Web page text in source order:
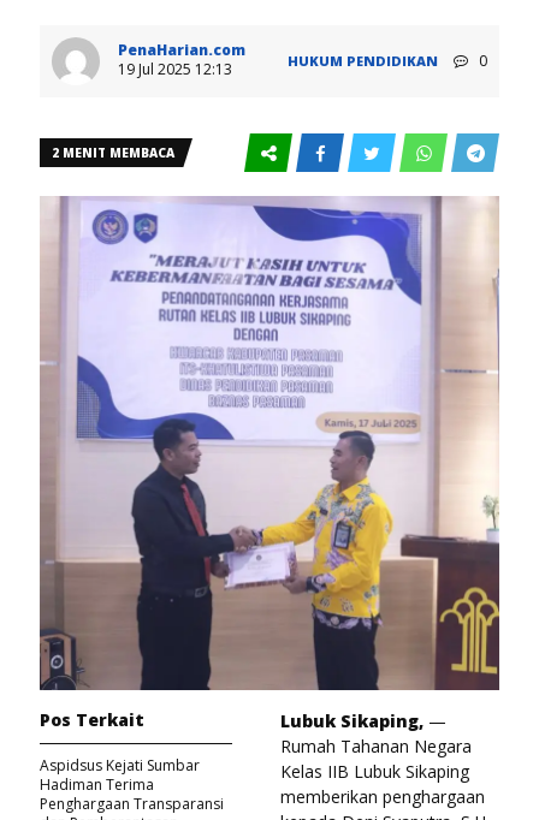
PenaHarian.com
19 Jul 2025 12:13
HUKUM PENDIDIKAN 0
2 MENIT MEMBACA
Lubuk Sikaping, —
Rumah Tahanan Negara
Kelas IIB Lubuk Sikaping
memberikan penghargaan
Pos Terkait
Aspidsus Kejati Sumbar
Hadiman Terima
Penghargaan Transparansi